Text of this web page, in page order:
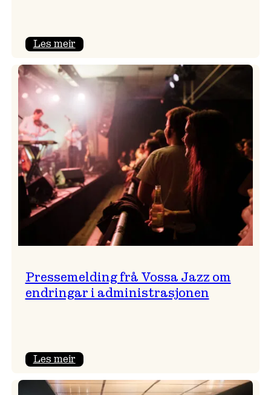
Les meir:
Jazz
søkjer
Pressemelding frå Vossa Jazz om
endringar i administrasjonen
Les meir:
frå